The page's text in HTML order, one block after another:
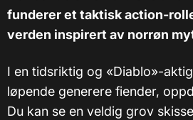
funderer et taktisk action-
verden inspirert av norrøn
I en tidsriktig og «Diablo»-
løpende generere fiender,
Du kan se en veldig grov